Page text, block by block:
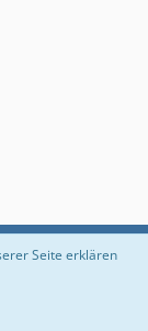
Seite erklären